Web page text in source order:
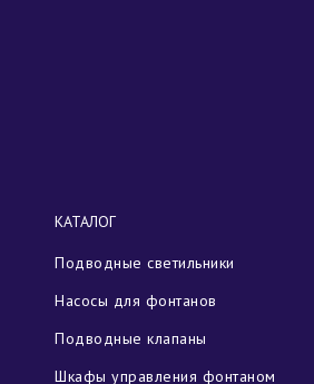
КАТАЛОГ
Подводные светильники
Насосы для фонтанов
Подводные клапаны
Шкафы управления фонтаном